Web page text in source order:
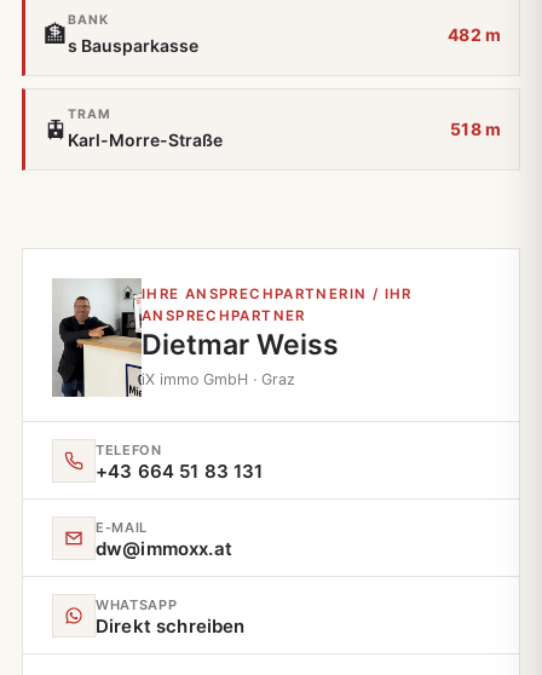
🏦
BANK
s Bausparkasse
482 m
🚊
TRAM
Karl-Morre-Straße
518 m
IHRE ANSPRECHPARTNERIN / IHR
ANSPRECHPARTNER
Dietmar Weiss
iX immo GmbH · Graz
TELEFON
+43 664 51 83 131
E‑MAIL
dw@immoxx.at
WHATSAPP
Direkt schreiben